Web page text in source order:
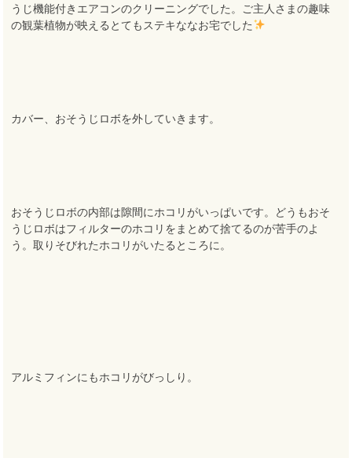
うじ機能付きエアコンのクリーニングでした。ご主人さまの趣味
の観葉植物が映えるとてもステキななお宅でした
カバー、おそうじロボを外していきます。
おそうじロボの内部は隙間にホコリがいっぱいです。どうもおそ
うじロボはフィルターのホコリをまとめて捨てるのが苦手のよ
う。取りそびれたホコリがいたるところに。
アルミフィンにもホコリがびっしり。